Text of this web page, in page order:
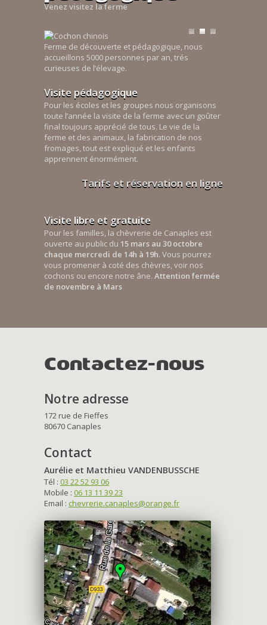
Venez visitez la ferme
Ferme de découverte et pédagogique, nous
accueillons 5000 personnes par an, trés
curieuses de l’élevage.
Visite pédagogique
Pour les écoles et les groupes nous organisons
toute l’année la visite de la ferme avec un goûter
final toujours apprécié de tous. Le vie de la
ferme et des animaux, la fabrication de nos
fromages, tout est expliqué et les enfants
apprennent énormément.
Tarifs et réservation en ligne
Visite libre et gratuite
Pour les familles, la chèvrerie de Canaples est
ouverte au public du 15 mars au 30 octobre
chaque mercredi de 14h à 19h. Vous pourrez
vous promener à coté des chèvres, voir nos
cochons ou encore notre âne. Attention fermée
de novembre à Mars
Contactez-nous
Notre adresse
172 rue de Fieffes
80670 Canaples
Contact
Aurélie et Matthieu VANDENBUSSCHE
Tél : 03 22 52 93 06
Mobile : 06 13 11 39 23
Email : chevrerie.canaples@orange.fr